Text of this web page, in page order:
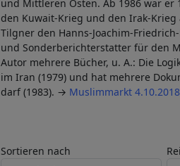
und Mittleren Osten. Ab 1986 war er
den Kuwait-Krieg und den Irak-
Tilgner den Hanns-Joachim-
und Sonderberichterstatter für den
Autor mehrere Bücher, u. A.: Die
im Iran (1979) und hat mehrere
darf (1983). → Muslimmarkt 4.10.2018
Sortieren nach